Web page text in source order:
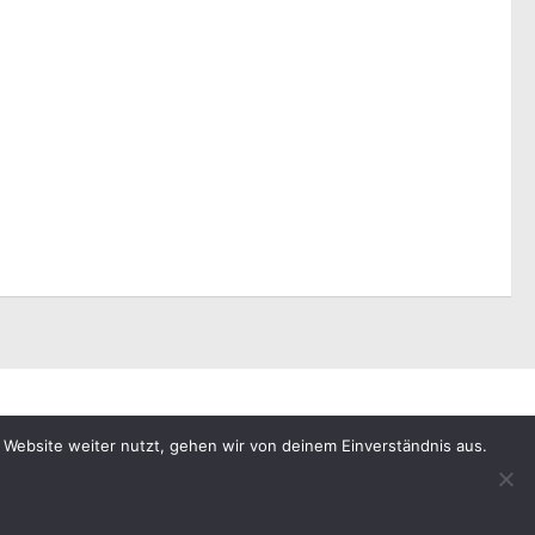
weiter nutzt, gehen wir von deinem Einverständnis aus.